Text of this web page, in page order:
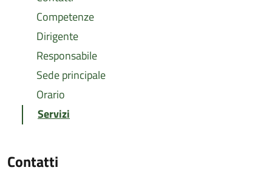
Competenze
Dirigente
Responsabile
Sede principale
Orario
Servizi
Contatti